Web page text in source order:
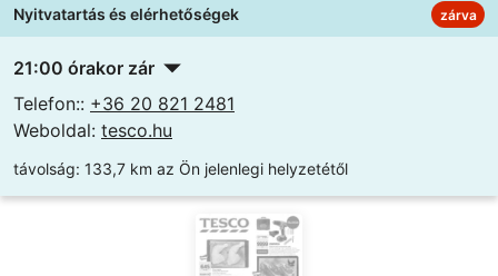
Nyitvatartás és elérhetőségek zárva
21:00 órakor zár
Telefon:: +36 20 821 2481
Weboldal: tesco.hu
távolság: 133,7 km az Ön jelenlegi helyzetétől